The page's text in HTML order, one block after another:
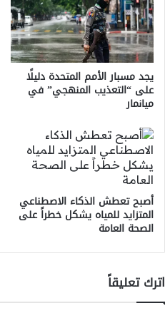
يجد مسبار الأمم المتحدة دليلًا
على “التعذيب المنهجي” في
ميانمار
أصبح تعطش الذكاء الاصطناعي
المتزايد للمياه يشكل خطراً على
الصحة العامة
اترك تعليقاً